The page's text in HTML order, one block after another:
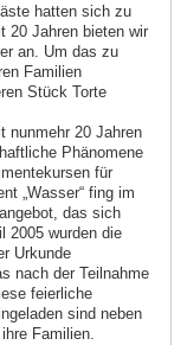
hatten sich zu
20 Jahren bieten wir
an. Um das zu
Familien
Stück Torte
nunmehr 20 Jahren
Phänomene
für
„Wasser“ fing im
das sich
2005 wurden die
Urkunde
nach der Teilnahme
feierliche
sind neben
Familien.